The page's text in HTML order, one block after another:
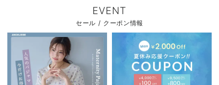
EVENT
セール / クーポン情報